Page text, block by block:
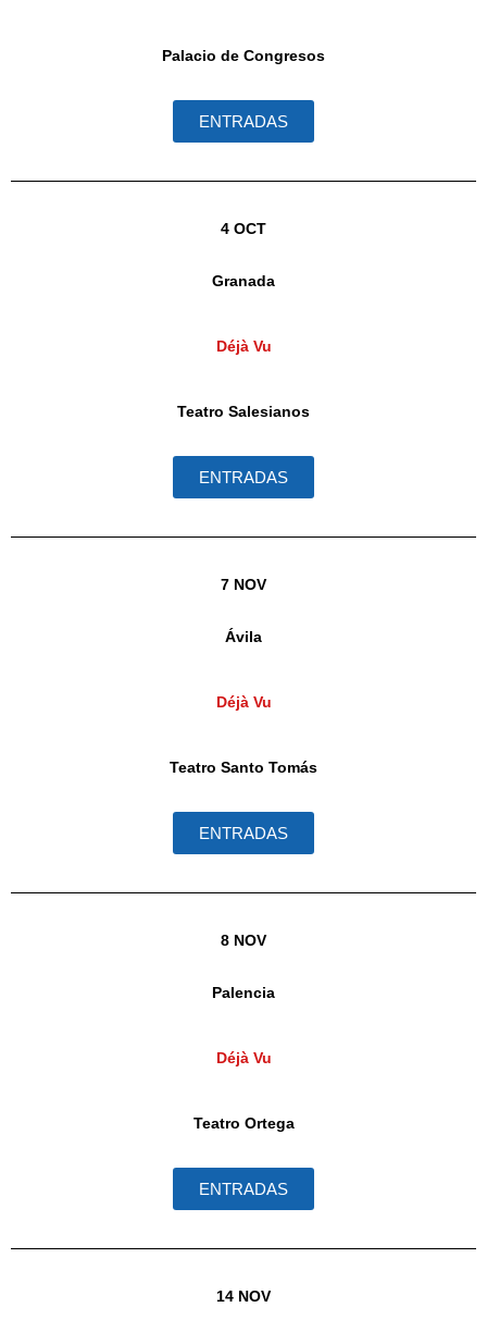
Palacio de Congresos
ENTRADAS
4 OCT
Granada
Déjà Vu
Teatro Salesianos
ENTRADAS
7 NOV
Ávila
Déjà Vu
Teatro Santo Tomás
ENTRADAS
8 NOV
Palencia
Déjà Vu
Teatro Ortega
ENTRADAS
14 NOV